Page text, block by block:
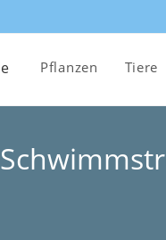
Pflanzen Tiere